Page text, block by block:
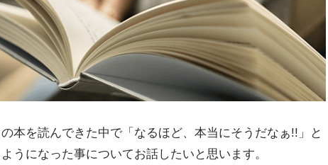
本を読んできた中で「なるほど、本当にそうだなぁ!!」と
うになった事についてお話したいと思います。